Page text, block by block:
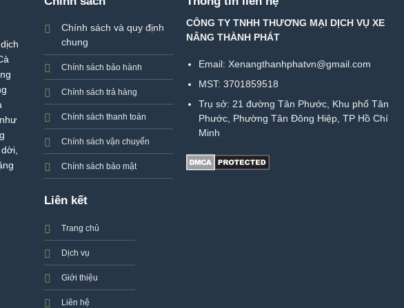
Chính sách và quy định
chung
Chính sách bảo hành
Chính sách trả hàng
Chính sách thanh toán
Chính sách vận chuyển
Chính sách bảo mật
Liên kết
Trang chủ
Dịch vụ
Giới thiệu
Liên hệ
CÔNG TY TNHH THƯƠNG MẠI DỊCH VỤ XE
NÂNG THÀNH PHÁT
Email: Xenangthanhphatvn@gmail.com
MST: 3701859518
Trụ sở: 21 đường Tân Phước, Khu phố Tân
Phước, Phường Tân Đông Hiệp, TP Hồ Chí
Minh